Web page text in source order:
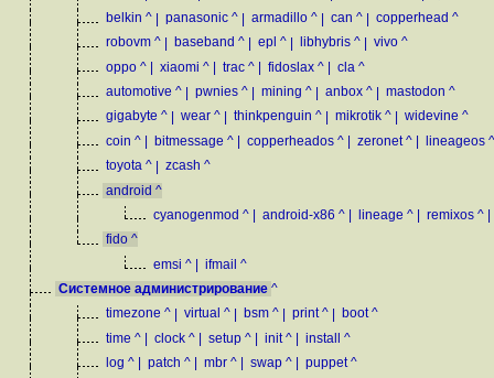
belkin ^ | panasonic ^ | armadillo ^ | can ^ | copperhead ^
robovm ^ | baseband ^ | epl ^ | libhybris ^ | vivo ^
oppo ^ | xiaomi ^ | trac ^ | fidoslax ^ | cla ^
automotive ^ | pwnies ^ | mining ^ | anbox ^ | mastodon ^
gigabyte ^ | wear ^ | thinkpenguin ^ | mikrotik ^ | widevine ^
coin ^ | bitmessage ^ | copperheados ^ | zeronet ^ | lineageos ^
toyota ^ | zcash ^
android ^
cyanogenmod ^ | android-x86 ^ | lineage ^ | remixos ^ |
fido ^
emsi ^ | ifmail ^
Системное администрирование ^
timezone ^ | virtual ^ | bsm ^ | print ^ | boot ^
time ^ | clock ^ | setup ^ | init ^ | install ^
log ^ patch ^ mbr ^ swap ^ puppet ^